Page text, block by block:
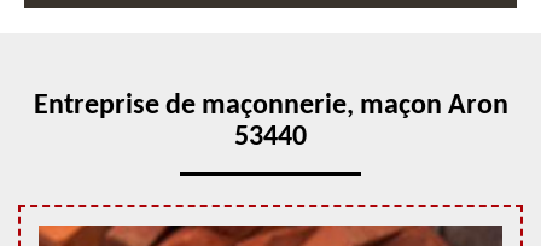
Entreprise de maçonnerie, maçon Aron
53440